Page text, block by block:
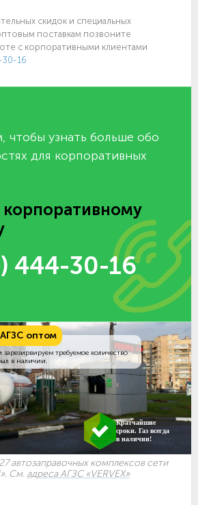
скидок и специальных
поставкам позвоните
с корпоративными клиентами
16
чтобы узнать больше обо
для корпоративных
корпоративному
444-30-16
оптом
требуемое количество
в наличии.
Кратчайшие
сроки. Газ всегда
в наличии!
автозаправочных комплексов сети
См. адреса АГЗС «VERVEX»